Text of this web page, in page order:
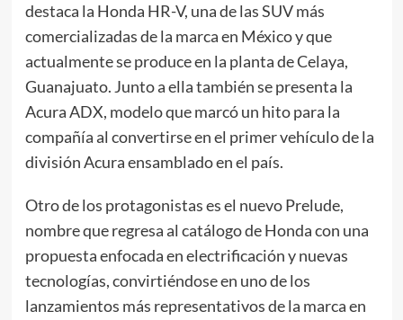
destaca la Honda HR-V, una de las SUV más
comercializadas de la marca en México y que
actualmente se produce en la planta de Celaya,
Guanajuato. Junto a ella también se presenta la
Acura ADX, modelo que marcó un hito para la
compañía al convertirse en el primer vehículo de la
división Acura ensamblado en el país.
Otro de los protagonistas es el nuevo Prelude,
nombre que regresa al catálogo de Honda con una
propuesta enfocada en electrificación y nuevas
tecnologías, convirtiéndose en uno de los
lanzamientos más representativos de la marca en